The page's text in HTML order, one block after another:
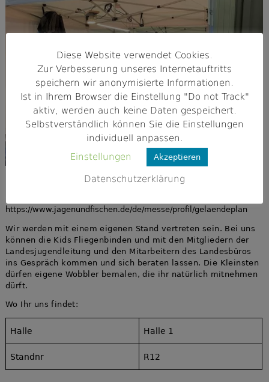
https://www.jagenundfischen.de/de/messe/profil/gelaendeplan
Wir werden mit einem eigenen Stand vertreten sein. Bei uns
können die Kids Fliegenbinden und mit den Mitgliedern der
Landesjugendleitung und den Mitarbeitern des Landesbüros
ins Gespräch kommen und sich beraten lassen. Die Kleinsten
dürfen eigene Wobbler bemalen, die ihr natürlich mitnehmen
dürft.
Wo Ihr uns findet:
Halle Halle 1
Standnr R12
Diese Website verwendet Cookies.
Zur Verbesserung unseres Internetauftritts
speichern wir anonymisierte Informationen.
Ist in Ihrem Browser die Einstellung "Do not Track"
aktiv, werden auch keine Daten gespeichert.
Selbstverständlich können Sie die Einstellungen
individuell anpassen.
Einstellungen
Akzeptieren
Datenschutzerklärung